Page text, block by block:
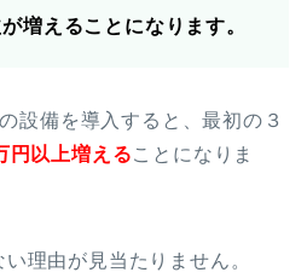
増えることになります。
設備を導入すると、最初の３
円以上増えることになりま
理由が見当たりません。